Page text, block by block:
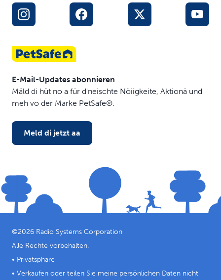
E-Mail-Updates abonnieren
Mäld di hüt no a für d'neischte Nöiigkeite, Aktionä und
meh vo der Marke PetSafe®.
Meld di jetzt aa
©2026 Radio Systems Corporation
Alle Rechte vorbehalten.
• Privatsphäre
• Verkaufen oder teilen Sie meine persönlichen Daten nicht